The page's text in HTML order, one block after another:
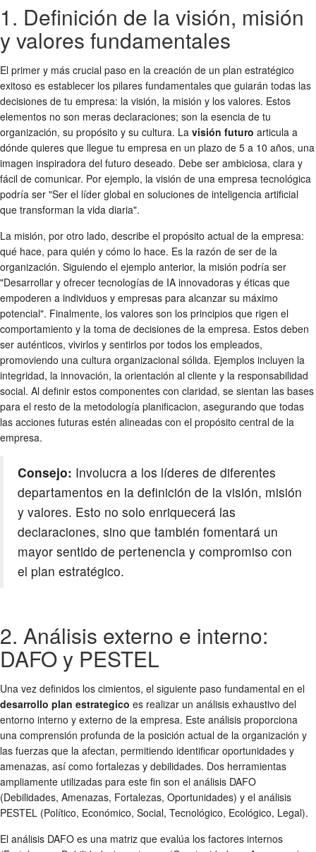
1. Definición de la visión, misión
y valores fundamentales
El primer y más crucial paso en la creación de un plan estratégico
exitoso es establecer los pilares fundamentales que guiarán todas las
decisiones de tu empresa: la visión, la misión y los valores. Estos
elementos no son meras declaraciones; son la esencia de tu
organización, su propósito y su cultura. La visión futuro articula a
dónde quieres que llegue tu empresa en un plazo de 5 a 10 años, una
imagen inspiradora del futuro deseado. Debe ser ambiciosa, clara y
fácil de comunicar. Por ejemplo, la visión de una empresa tecnológica
podría ser "Ser el líder global en soluciones de inteligencia artificial
que transforman la vida diaria".
La misión, por otro lado, describe el propósito actual de la empresa:
qué hace, para quién y cómo lo hace. Es la razón de ser de la
organización. Siguiendo el ejemplo anterior, la misión podría ser
"Desarrollar y ofrecer tecnologías de IA innovadoras y éticas que
empoderen a individuos y empresas para alcanzar su máximo
potencial". Finalmente, los valores son los principios que rigen el
comportamiento y la toma de decisiones de la empresa. Estos deben
ser auténticos, vivirlos y sentirlos por todos los empleados,
promoviendo una cultura organizacional sólida. Ejemplos incluyen la
integridad, la innovación, la orientación al cliente y la responsabilidad
social. Al definir estos componentes con claridad, se sientan las bases
para el resto de la metodología planificacion, asegurando que todas
las acciones futuras estén alineadas con el propósito central de la
empresa.
Consejo: Involucra a los líderes de diferentes
departamentos en la definición de la visión, misión
y valores. Esto no solo enriquecerá las
declaraciones, sino que también fomentará un
mayor sentido de pertenencia y compromiso con
el plan estratégico.
2. Análisis externo e interno:
DAFO y PESTEL
Una vez definidos los cimientos, el siguiente paso fundamental en el
desarrollo plan estrategico es realizar un análisis exhaustivo del
entorno interno y externo de la empresa. Este análisis proporciona
una comprensión profunda de la posición actual de la organización y
las fuerzas que la afectan, permitiendo identificar oportunidades y
amenazas, así como fortalezas y debilidades. Dos herramientas
ampliamente utilizadas para este fin son el análisis DAFO
(Debilidades, Amenazas, Fortalezas, Oportunidades) y el análisis
PESTEL (Político, Económico, Social, Tecnológico, Ecológico, Legal).
El análisis DAFO es una matriz que evalúa los factores internos